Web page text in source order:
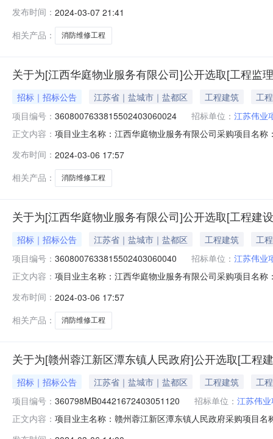
容：工程招标代理、项目咨询洽谈时间：3（个工作日）
业项目管理有限公司,湖南福达万
发布时间： 2024-03-07 21:41
相关产品：
消防维修工程
关于为[江西华庭物业服务有限公司]公开选取[工程监
招标｜招标公告 江苏省｜盐城市｜盐都区 工程建筑
工程
项目编号： 3608007633815502403060024 招标单位： 江苏伟业
正文内容： 项目业主名称：江西华庭物业服务有限公司采购项目名
日）合同备案时间：3（个工作日）资质要求：消防维修
管理有限公司
发布时间： 2024-03-06 17:57
相关产品：
消防维修工程
关于为[江西华庭物业服务有限公司]公开选取[工程建
招标｜招标公告 江苏省｜盐城市｜盐都区 工程建筑
工程
项目编号： 3608007633815502403060040 招标单位： 江苏伟业
正文内容： 项目业主名称：江西华庭物业服务有限公司采购项目名
1（个工作日）合同备案时间：3（个工作日）资质要求
限公司截止
发布时间： 2024-03-06 17:57
相关产品：
消防维修工程
关于为[赣州蓉江新区潭东镇人民政府]公开选取[工程
招标｜招标公告 江苏省｜盐城市｜盐都区 工程建筑
工程
项目编号： 360798MB04421672403051120 招标单位： 江苏伟
正文内容： 项目业主名称：赣州蓉江新区潭东镇人民政府采购项目